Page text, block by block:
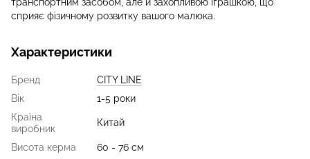
сприяє фізичному розвитку вашого малюка.
Характеристики
Бренд
CITY LINE
Вік
1-5 роки
Країна
виробник
Китай
Висота керма
60 - 76 см